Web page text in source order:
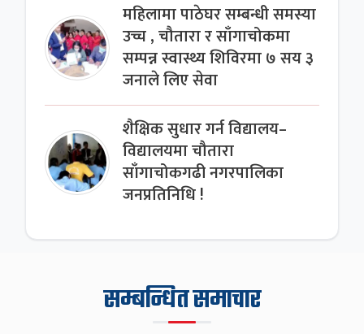
महिलामा पाठेघर सम्बन्धी समस्या
उच्च , चौतारा र साँगाचोकमा
सम्पन्न स्वास्थ्य शिविरमा ७ सय ३
जनाले लिए सेवा
शैक्षिक सुधार गर्न विद्यालय–
विद्यालयमा चौतारा
साँगाचोकगढी नगरपालिका
जनप्रतिनिधि !
सम्बन्धित समाचार